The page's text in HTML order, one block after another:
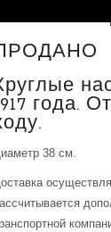
года.
38 см.